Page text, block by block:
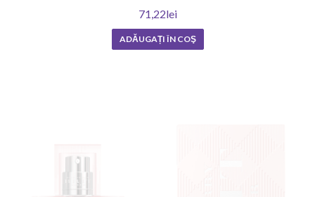
71,22lei
ADĂUGAȚI ÎN COŞ